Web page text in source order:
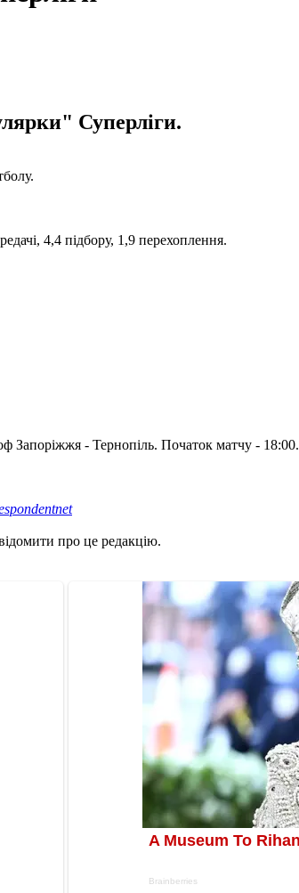
Суперліги.
4,4 підбору, 1,9 перехоплення.
Запоріжжя - Тернопіль. Початок матчу - 18:00.
про це редакцію.